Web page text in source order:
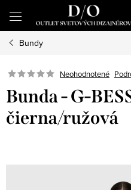
obsah
Bundy
Neohodnotené
Bunda - G-
čierna/ružová